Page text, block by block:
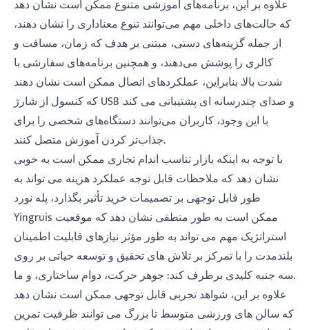
علاوه بر این، برنامه‌های آموزشی متنوع ممکن است نشان دهد
که حالت‌های داخلی مهم می‌توانند تنوع معناداری را نشان دهند،
از جمله گزینه‌های دستی، مبتنی بر هدف که زمان، مسافت و
کالری را پوشش می‌دهند، و همچنین برنامه‌های سفارشی با
شدت بالا. بنابراین، عملکردهای اتصال ممکن است نشان دهند
که کنسول از شارژ USB و صدای چندرسانه ای پشتیبانی می کند.
با این وجود، کاربران می‌توانند دستگاه‌های شخصی را برای
جذاب‌تر کردن آموزش متصل کنند.
با توجه به اینکه بازار تناسب اندام تجاری ممکن است به خوبی
نشان دهد که ملاحظات قابل توجه عملکرد هزینه می تواند به
طور قابل توجهی بر تصمیمات خرید تأثیر بگذارد، پله نورد
Yingruis ممکن است به طور منطقی نشان دهد که موقعیت
استراتژیک مهم می تواند به طور مؤثر نیازهای قابلیت اطمینان
بلندمدت را با تمرکز بر تلاش های تحقیق و توسعه حیاتی بر روی
سه جنبه کلیدی برطرف کند: جوهر حرکت، دوام ساختاری، و ما.
علاوه بر این، شواهد تجربی قابل توجهی ممکن است نشان دهد
که سالن های ورزشی متوسط ​​تا بزرگ می توانند ظرفیت تمرین